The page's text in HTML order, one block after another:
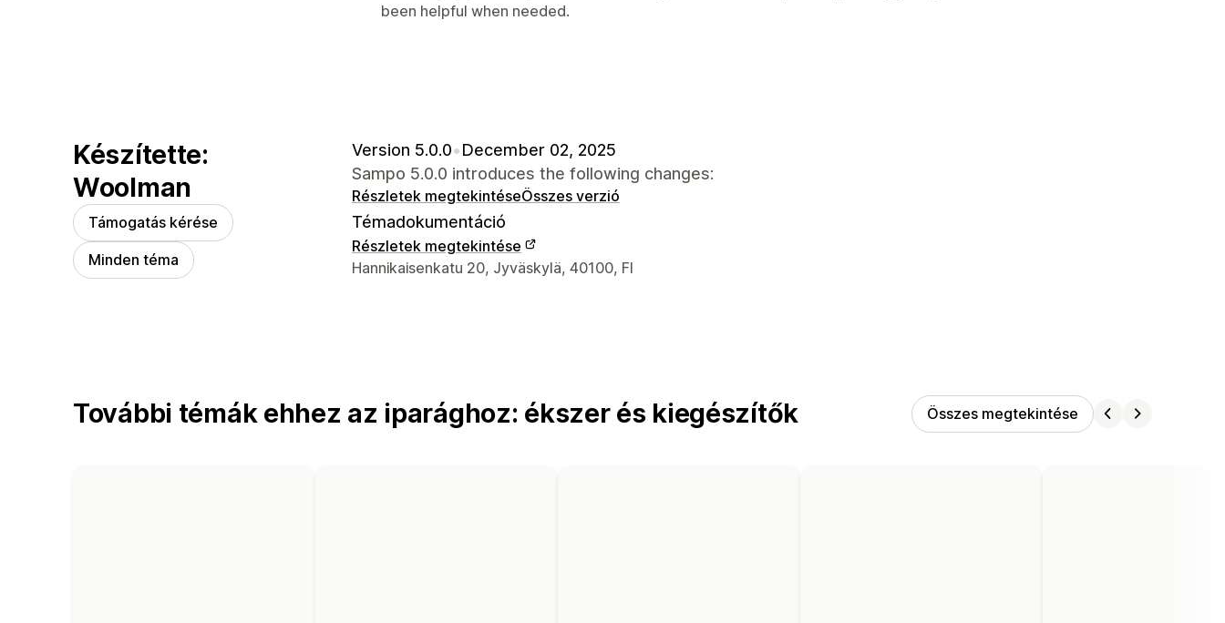
been helpful when needed.
Készítette:
Woolman
Támogatás kérése
Minden téma
Version 5.0.0•December 02, 2025
Sampo 5.0.0 introduces the following changes:
Részletek megtekintéseÖsszes verzió
Témadokumentáció
Részletek megtekintése
Dizájner kapcsolattartási adatai
Hannikaisenkatu 20, Jyväskylä, 40100, FI
További témák ehhez az iparághoz: ékszer és kiegészítők Összes megtekintése